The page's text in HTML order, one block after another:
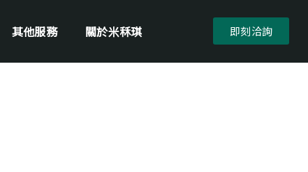
其他服務 關於米秝琪 即刻洽詢